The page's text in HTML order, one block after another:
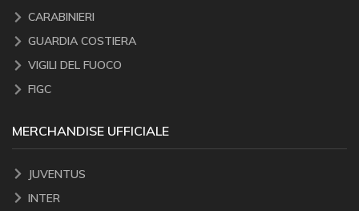
CARABINIERI
GUARDIA COSTIERA
VIGILI DEL FUOCO
FIGC
MERCHANDISE UFFICIALE
JUVENTUS
INTER